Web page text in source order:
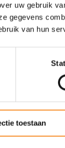
uw gebruik
gegevens
van hun
toestaan